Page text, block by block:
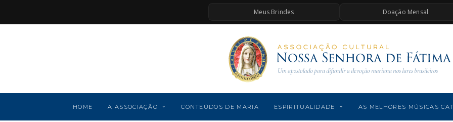
Meus Brindes Doação Mensal
HOME A ASSOCIAÇÃO CONTEÚDOS DE MARIA ESPIRITUALIDADE AS MELHORES MÚSICAS